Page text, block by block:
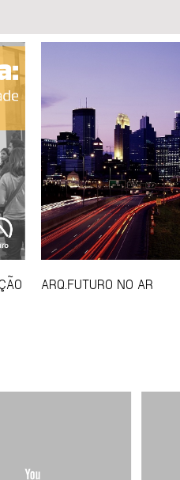
ARQ.FUTURO NO AR